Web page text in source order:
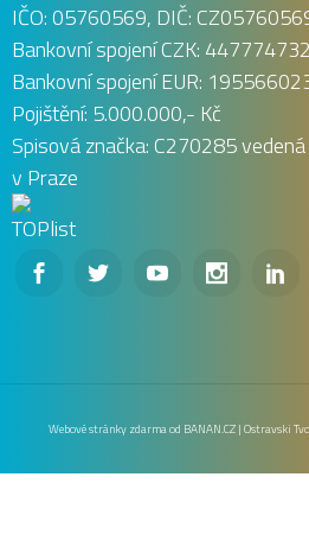
IČO: 05760569, DIČ:
Bankovní spojení CZK:
Bankovní spojení EUR:
Pojištění: 5.000.000,- Kč
Spisová značka: C270285
v Praze
    
Webové stránky zdarmaod BANAN.CZ | Ostravski